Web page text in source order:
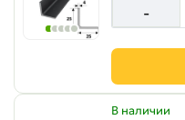
-
В наличии